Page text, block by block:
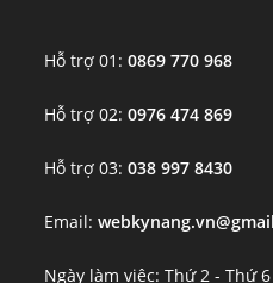
Hỗ trợ 01:0869 770 968
Hỗ trợ 02:0976 474 869
Hỗ trợ 03:038 997 8430
Email:
Ngày làm việc: Thứ 2 - Thứ 6